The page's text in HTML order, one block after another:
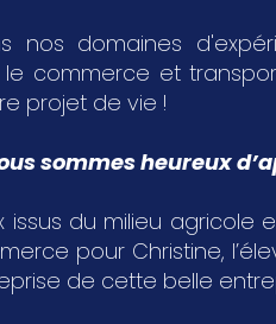
nos domaines
le commerce et
projet de vie !
sommes heureux
issus du milieu
pour Christine,
de cette belle